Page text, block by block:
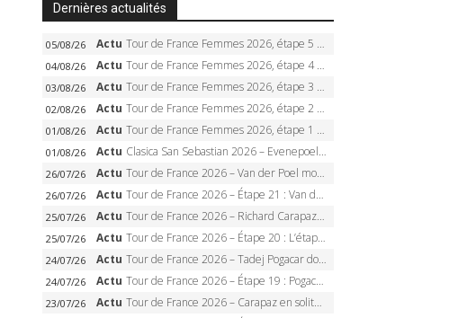
Dernières actualités
05/08/26 Actu Tour de France Femmes 2026, étape 5 – Demi Vollering gagne à Belleville, Reusser en jaune, Ferrand-Prévot coule
04/08/26 Actu Tour de France Femmes 2026, étape 4 – Marlen Reusser écrase le chrono, Ferrand-Prévot en crise
03/08/26 Actu Tour de France Femmes 2026, étape 3 – Sigrid Haugset en solitaire, 88 km d’échappée, maillot jaune
02/08/26 Actu Tour de France Femmes 2026, étape 2 – Lorena Wiebes doublé à Genève, Markus héroïque, 7e record
01/08/26 Actu Tour de France Femmes 2026, étape 1 – Lorena Wiebes intouchable à Lausanne, premier maillot jaune
01/08/26 Actu Clasica San Sebastian 2026 – Evenepoel recordman, 4e victoire, Carapaz battu au sprint
26/07/26 Actu Tour de France 2026 – Van der Poel monumental à Paris, Pogacar égale le record des cinq sacres
26/07/26 Actu Tour de France 2026 – Étape 21 : Van der Poel, Pogacar, qui succédera à Wout van Aert sur les Champs-Elysées ?
25/07/26 Actu Tour de France 2026 – Richard Carapaz roi des Alpes, doublé et maillot à pois, Seixas perd le podium
25/07/26 Actu Tour de France 2026 – Étape 20 : L’étape reine, Galibier, Sarenne, Alpe d’Huez, qui succédera à Pogacar ?
24/07/26 Actu Tour de France 2026 – Tadej Pogacar dompte l’Alpe d’Huez, 5e victoire, record de Pantani pulvérisé
24/07/26 Actu Tour de France 2026 – Étape 19 : Pogacar peut-il enfin dompter l’Alpe d’Huez ?
23/07/26 Actu Tour de France 2026 – Carapaz en solitaire à Orcières-Merlette, Paret-Peintre à un point du maillot à pois